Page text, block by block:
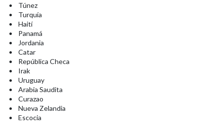
• Túnez
• Turquía
• Haití
• Panamá
• Jordania
• Catar
• República Checa
• Irak
• Uruguay
• Arabia Saudita
• Curazao
• Nueva Zelandia
• Escocia